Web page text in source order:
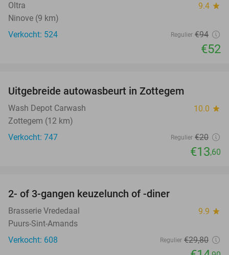
Oltra 9.4 star
Ninove (9 km)
Verkocht: 524
Regulier €94
€52
Uitgebreide autowasbeurt in Zottegem
Wash Depot Carwash 10.0 star
Zottegem (12 km)
Verkocht: 747
Regulier €20
€13,60
2- of 3-gangen keuzelunch of -diner
Brasserie Vrededaal 9.9 star
Puurs-Sint-Amands
Verkocht: 608
Regulier €29,80